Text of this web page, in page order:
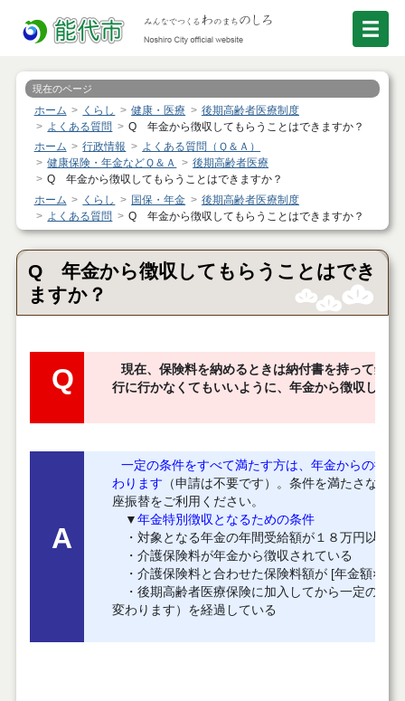
現在のページ
ホーム くらし 健康・医療
後期高齢者医療制度
よくある質問
Q 年金から徴収してもらうことはできますか？
ホーム
行政情報
よくある質問（Ｑ＆Ａ）
健康保険・年金などＱ＆Ａ
後期高齢者医療
Q 年金から徴収してもらうことはできますか？
ホーム
くらし 国保・年金
後期高齢者医療制度
よくある質問
Q 年金から徴収してもらうことはできますか？
Q 年金から徴収してもらうことはでき
ますか？
Q
現在、保険料を納めるときは納付書を持って銀
行に行かなくてもいいように、年金から徴収して
A
一定の条件をすべて満たす方は、年金からの徴
わります （申請は不要です）。条件を満たさない
座振替をご利用ください。
▼ 年金特別徴収となるための条件
・対象となる年金の年間受給額が１８万円以上
・介護保険料が年金から徴収されている
・介護保険料と合わせた保険料額が [年金額×0.5]
・後期高齢者医療保険に加入してから一定の期
変わります）を経過している